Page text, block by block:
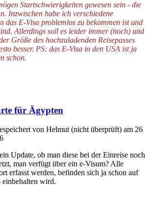
Startschwierigkeiten gewesen sein - die
Inzwischen habe ich verschiedene
das E-Visa problemlos zu bekommen ist und
Allerdings soll es leider immer (noch) und
Größe des hochzuladenden Reisepasses
besser. PS: das E-Visa in den USA ist ja
schon.
für Ägypten
von Helmut (nicht überprüft) am 26
Update, ob man diese bei der Einreise noch
man verfügt über ein e-Visum? Alle
erfasst werden, befinden sich ja schon auf
wird.